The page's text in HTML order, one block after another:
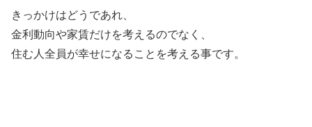
きっかけはどうであれ、
金利動向や家賃だけを考えるのでなく、
住む人全員が幸せになることを考える事です。